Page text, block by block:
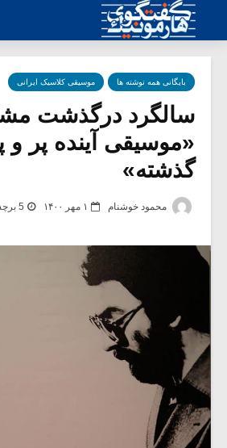
بایگانی همه نوشته ها موسیقی کلاسیک ایرانی
سالگرد درگذشت
«موسیقی آینده پر‌ و
گذشته»
محمود خوشنام ۱ مهر ۱۴۰۰ 5 برچسب -